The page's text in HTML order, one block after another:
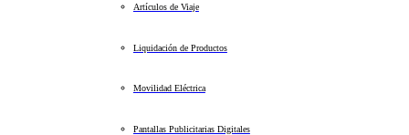
Artículos de Viaje
Liquidación de Productos
Movilidad Eléctrica
Pantallas Publicitarias Digitales